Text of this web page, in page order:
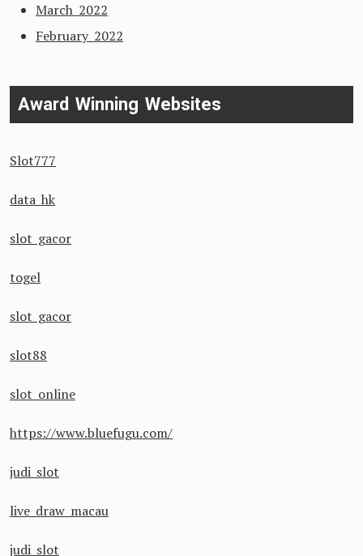
March 2022
February 2022
Award Winning Websites
Slot777
data hk
slot gacor
togel
slot gacor
slot88
slot online
https://www.bluefugu.com/
judi slot
live draw macau
judi slot